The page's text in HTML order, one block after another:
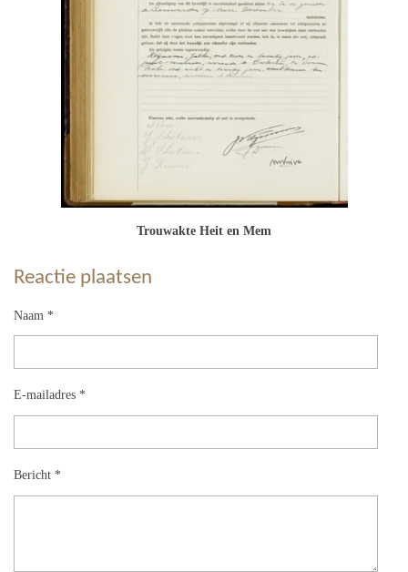
Trouwakte Heit en Mem
Reactie plaatsen
Naam *
E-mailadres *
Bericht *